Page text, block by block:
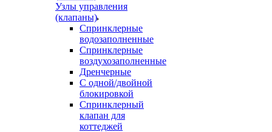
Узлы управления
(клапаны)
Спринклерные
водозаполненные
Спринклерные
воздухозаполненные
Дренчерные
С одной/двойной
блокировкой
Спринклерный
клапан для
коттеджей